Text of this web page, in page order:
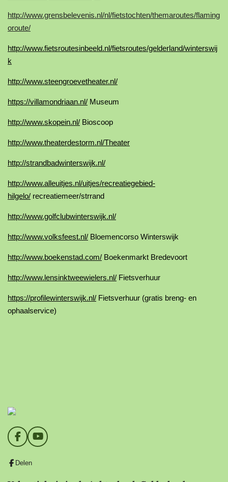
http://www.grensbelevenis.nl/nl/fietstochten/themaroutes/flaming
oroute/
http://www.fietsroutesinbeeld.nl/fietsroutes/gelderland/winterswij
k
http://www.steengroevetheater.nl/
https://villamondriaan.nl/ Museum
http://www.skopein.nl/ Bioscoop
http://www.theaterdestorm.nl/Theater
http://strandbadwinterswijk.nl/
http://www.alleuitjes.nl/uitjes/recreatiegebied-
hilgelo/ recreatiemeer/strrand
http://www.golfclubwinterswijk.nl/
http://www.volksfeest.nl/ Bloemencorso Winterswijk
http://www.boekenstad.com/ Boekenmarkt Bredevoort
http://www.lensinktweewielers.nl/ Fietsverhuur
https://profilewinterswijk.nl/ Fietsverhuur (gratis breng- en
ophaalservice)
F
a
c
e
Y
o
Delen